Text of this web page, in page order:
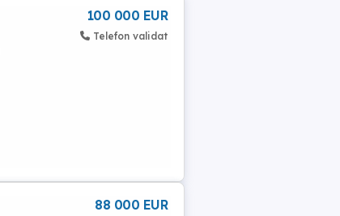
100 000 EUR
Telefon validat
88 000 EUR